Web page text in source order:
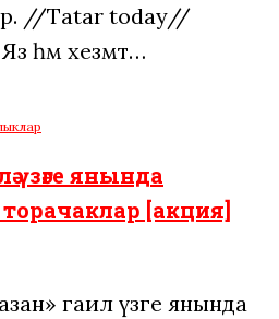
//Tatar today//
һәм хезмәт…
үзәге янында
[акция]
гаилә үзәге янында